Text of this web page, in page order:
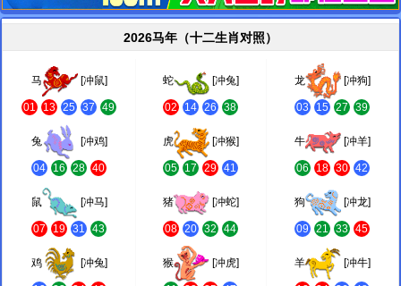
2026马年（十二生肖对照）
马 [冲鼠]
01 13 25 37 49
蛇 [冲兔]
02 14 26 38
龙 [冲狗]
03 15 27 39
兔 [冲鸡]
04 16 28 40
虎 [冲猴]
05 17 29 41
牛 [冲羊]
06 18 30 42
鼠 [冲马]
07 19 31 43
猪 [冲蛇]
08 20 32 44
狗 [冲龙]
09 21 33 45
鸡 [冲兔] 猴 [冲虎] 羊 [冲牛]